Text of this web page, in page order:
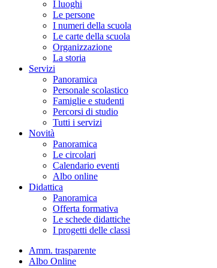
I luoghi
Le persone
I numeri della scuola
Le carte della scuola
Organizzazione
La storia
Servizi
Panoramica
Personale scolastico
Famiglie e studenti
Percorsi di studio
Tutti i servizi
Novità
Panoramica
Le circolari
Calendario eventi
Albo online
Didattica
Panoramica
Offerta formativa
Le schede didattiche
I progetti delle classi
Amm. trasparente
Albo Online